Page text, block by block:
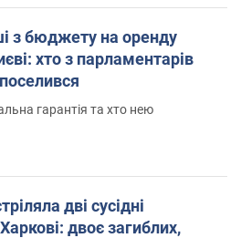
з бюджету на оренду
хто з парламентарів
гарантія та хто нею
дві сусідні
двоє загиблих,